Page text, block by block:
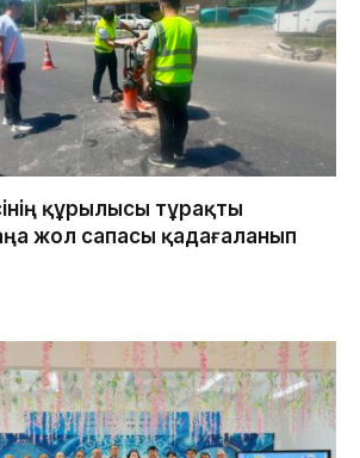
құрылысы тұрақты
жол сапасы қадағаланып